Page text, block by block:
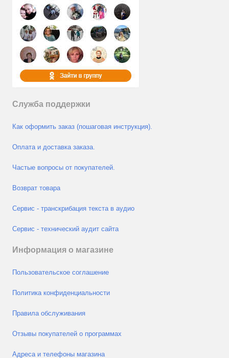
Служба поддержки
Как оформить заказ (пошаговая инструкция).
Оплата и доставка заказа.
Частые вопросы от покупателей.
Возврат товара
Сервис - транскрибация текста в аудио
Сервис - технический аудит сайта
Информация о магазине
Пользовательское соглашение
Политика конфиденциальности
Правила обслуживания
Отзывы покупателей о программах
Адреса и телефоны магазина